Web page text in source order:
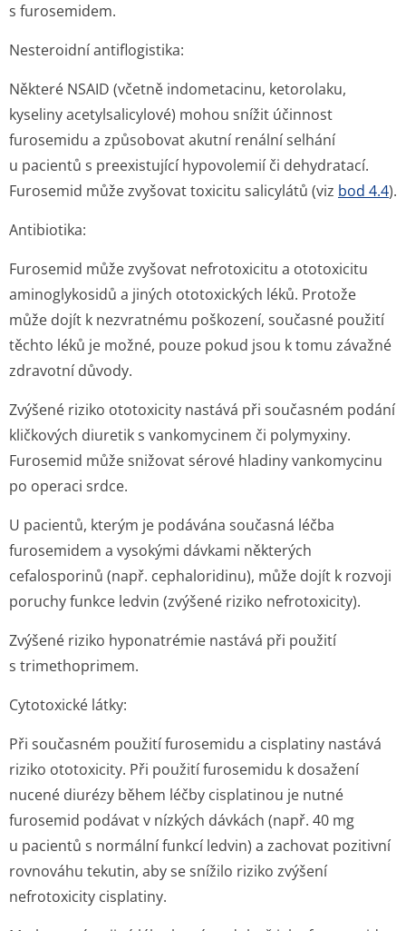
s furosemidem.
Nesteroidní antiflogistika:
Některé NSAID (včetně indometacinu, ketorolaku,
kyseliny acetylsalicylové) mohou snížit účinnost
furosemidu a způsobovat akutní renální selhání
u pacientů s preexistující hypovolemií či dehydratací.
Furosemid může zvyšovat toxicitu salicylátů (viz bod 4.4).
Antibiotika:
Furosemid může zvyšovat nefrotoxicitu a ototoxicitu
aminoglykosidů a jiných ototoxických léků. Protože
může dojít k nezvratnému poškození, současné použití
těchto léků je možné, pouze pokud jsou k tomu závažné
zdravotní důvody.
Zvýšené riziko ototoxicity nastává při současném podání
kličkových diuretik s vankomycinem či polymyxiny.
Furosemid může snižovat sérové hladiny vankomycinu
po operaci srdce.
U pacientů, kterým je podávána současná léčba
furosemidem a vysokými dávkami některých
cefalosporinů (např. cephaloridinu), může dojít k rozvoji
poruchy funkce ledvin (zvýšené riziko nefrotoxicity).
Zvýšené riziko hyponatrémie nastává při použití
s trimethoprimem.
Cytotoxické látky:
Při současném použití furosemidu a cisplatiny nastává
riziko ototoxicity. Při použití furosemidu k dosažení
nucené diurézy během léčby cisplatinou je nutné
furosemid podávat v nízkých dávkách (např. 40 mg
u pacientů s normální funkcí ledvin) a zachovat pozitivní
rovnováhu tekutin, aby se snížilo riziko zvýšení
nefrotoxicity cisplatiny.